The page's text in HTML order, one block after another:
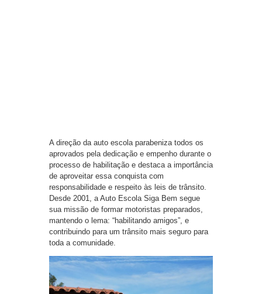
A direção da auto escola parabeniza todos os
aprovados pela dedicação e empenho durante o
processo de habilitação e destaca a importância
de aproveitar essa conquista com
responsabilidade e respeito às leis de trânsito.
Desde 2001, a Auto Escola Siga Bem segue
sua missão de formar motoristas preparados,
mantendo o lema: “habilitando amigos”, e
contribuindo para um trânsito mais seguro para
toda a comunidade.